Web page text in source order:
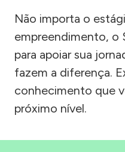
Não importa o
empreendimento, o
para apoiar sua
fazem a diferença.
conhecimento que
próximo nível.